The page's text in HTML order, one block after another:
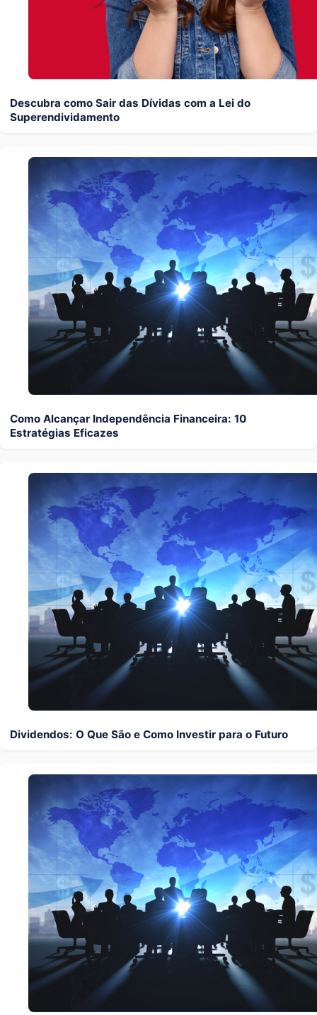
Descubra como Sair das Dívidas com a Lei do
Superendividamento
Como Alcançar Independência Financeira: 10
Estratégias Eficazes
Dividendos: O Que São e Como Investir para o Futuro